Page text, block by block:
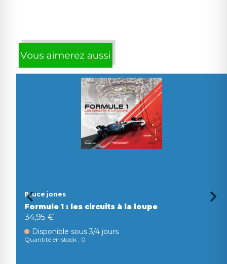
Bruce jones
Formule 1 : les circuits à la loupe
34,95 €
Disponible sous 3/4 jours
Quantité en stock : 0